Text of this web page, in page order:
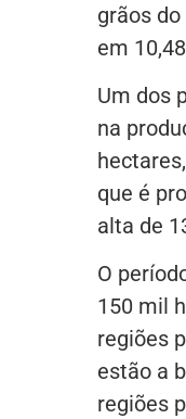
grãos
em
Um dos
na
que é
alta de
O
150 mil
regiões
estão a
regiões